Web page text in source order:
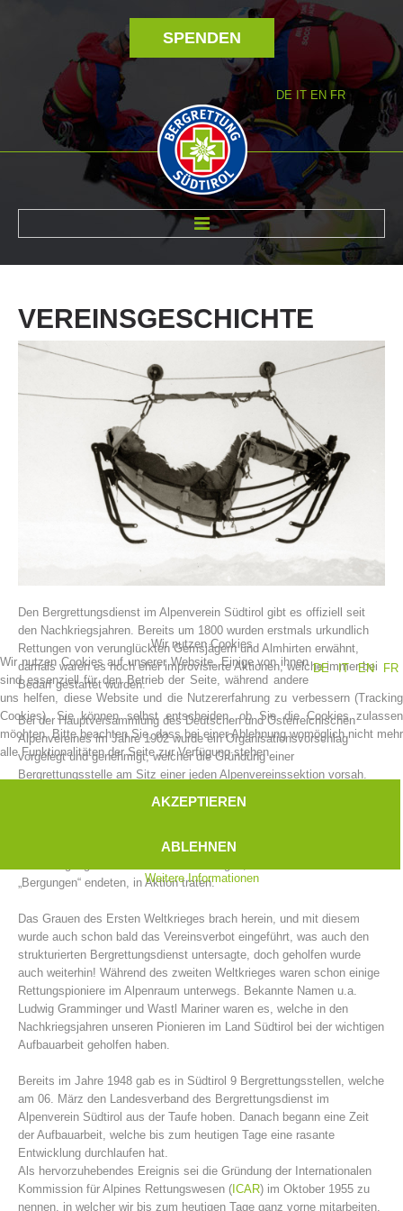
SPENDEN
DE IT EN FR
Vereinsgeschichte
Bergrettungsstellen
VEREINSGESCHICHTE
Den Bergrettungsdienst im Alpenverein Südtirol gibt es offiziell seit
den Nachkriegsjahren. Bereits um 1800 wurden erstmals urkundlich
Rettungen von verunglückten Gemsjägern und Almhirten erwähnt,
damals waren es noch eher improvisierte Aktionen, welche immer bei
Bedarf gestartet wurden.
Bei der Hauptversammlung des Deutschen und Österreichischen
Alpenvereines im Jahre 1902 wurde ein Organisationsvorschlag
vorgelegt und genehmigt, welcher die Gründung einer
Bergrettungsstelle am Sitz einer jeden Alpenvereinssektion vorsah.
So waren in den Jahren von 1902 bis 1914 in Südtirol nicht weniger
grünen Kreuz im Edelweiß“ waren es, welche damals mit den wenigen
„Bergungen“ endeten, in Aktion traten.
Das Grauen des Ersten Weltkrieges brach herein, und mit diesem
wurde auch schon bald das Vereinsverbot eingeführt, was auch den
strukturierten Bergrettungsdienst untersagte, doch geholfen wurde
auch weiterhin! Während des zweiten Weltkrieges waren schon einige
Rettungspioniere im Alpenraum unterwegs. Bekannte Namen u.a.
Ludwig Gramminger und Wastl Mariner waren es, welche in den
Nachkriegsjahren unseren Pionieren im Land Südtirol bei der wichtigen
Aufbauarbeit geholfen haben.
Bereits im Jahre 1948 gab es in Südtirol 9 Bergrettungsstellen, welche
am 06. März den Landesverband des Bergrettungsdienst im
Alpenverein Südtirol aus der Taufe hoben. Danach begann eine Zeit
der Aufbauarbeit, welche bis zum heutigen Tage eine rasante
Entwicklung durchlaufen hat.
Als hervorzuhebendes Ereignis sei die Gründung der Internationalen
Kommission für Alpines Rettungswesen (ICAR) im Oktober 1955 zu
nennen, in welcher wir bis zum heutigen Tage ganz vorne mitarbeiten.
Wir nutzen Cookies
DE
IT EN FR
Wir nutzen Cookies auf unserer Website. Einige von ihnen
sind essenziell für den Betrieb der Seite, während andere
uns helfen, diese Website und die Nutzererfahrung zu verbessern (Tracking
Cookies). Sie können selbst entscheiden, ob Sie die Cookies zulassen
möchten. Bitte beachten Sie, dass bei einer Ablehnung womöglich nicht mehr
alle Funktionalitäten der Seite zur Verfügung stehen.
AKZEPTIEREN
ABLEHNEN
Weitere Informationen